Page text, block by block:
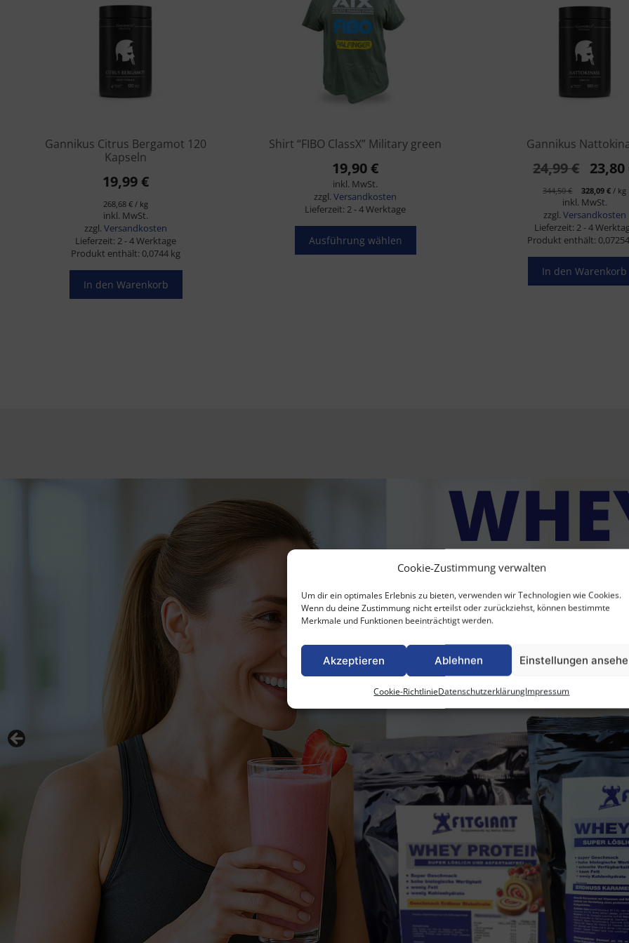
Cookie-Zustimmung verwalten
Um dir ein optimales Erlebnis zu bieten, verwenden wir Technologien wie Cookies.
Wenn du deine Zustimmung nicht erteilst oder zurückziehst, können bestimmte
Merkmale und Funktionen beeinträchtigt werden.
Akzeptieren Ablehnen Einstellungen
Cookie-RichtlinieDatenschutzerklärungImpressum
Gannikus Citrus Bergamot 120
Kapseln
19,99€
268,68€ / kg
inkl. MwSt.
zzgl.Versandkosten
Lieferzeit: 2 - 4 Werktage
Produkt enthält: 0,0744 kg
In den Warenkorb
Shirt “FIBO ClassX” Military green
19,90€
inkl. MwSt.
zzgl.Versandkosten
Lieferzeit: 2 - 4 Werktage
Ausführung wählen
werden
Gannikus
24,99€
Preis
war:
24,99
23,80
344,50€ 328,09€ / kg
inkl. MwSt.
zzgl. Versandkosten
Lieferzeit: 2 - 4
Produkt enthält:
In den Warenkorb